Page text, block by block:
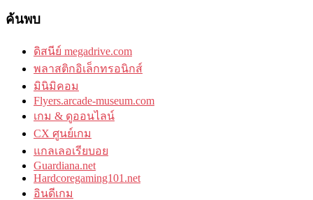
ค้นพบ
ดิสนีย์ megadrive.com
พลาสติกอิเล็กทรอนิกส์
มินิมิคอม
Flyers.arcade-museum.com
เกม & ดูออนไลน์
CX ศูนย์เกม
แกลเลอเรียบอย
Guardiana.net
Hardcoregaming101.net
อินดีเกม